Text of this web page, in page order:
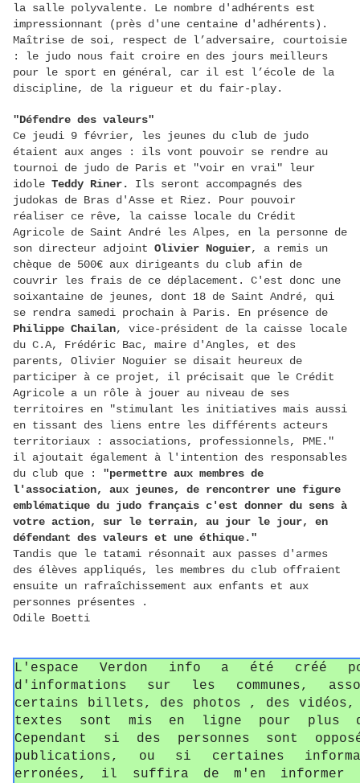
la salle polyvalente. Le nombre d'adhérents est
impressionnant (près d'une centaine d'adhérents).
Maîtrise de soi, respect de l’adversaire, courtoisie
: le judo nous fait croire en des jours meilleurs
pour le sport en général, car il est l’école de la
discipline, de la rigueur et du fair-play.
"Défendre des valeurs"
Ce jeudi 9 février, les jeunes du club de judo
étaient aux anges : ils vont pouvoir se rendre au
tournoi de judo de Paris et "voir en vrai" leur
idole Teddy Riner.
Ils seront accompagnés des
judokas de Bras d'Asse et Riez. Pour pouvoir
réaliser ce rêve, la caisse locale du Crédit
Agricole de Saint André les Alpes, en la personne de
son directeur adjoint Olivier Noguier, a remis un
chèque de 500€ aux dirigeants du club afin de
couvrir les frais de ce déplacement. C'est donc une
soixantaine de jeunes, dont 18 de Saint André, qui
se rendra samedi prochain à Paris. En présence de
Philippe Chailan, vice-président de la caisse locale
du C.A, Frédéric Bac, maire d'Angles, et des
parents, Olivier Noguier se disait heureux de
participer à ce projet, il précisait que le Crédit
Agricole a un rôle à jouer au niveau de ses
territoires en "stimulant les initiatives mais aussi
en tissant des liens entre les différents acteurs
territoriaux : associations, professionnels, PME."
il ajoutait également à l'intention des responsables
du club que : "permettre aux membres de
l'association, aux jeunes, de rencontrer une figure
emblématique du judo français c'est donner du sens à
votre action, sur le terrain, au jour le jour, en
défendant des valeurs et une éthique."
Tandis que le tatami résonnait aux passes d'armes
des élèves appliqués, les membres du club offraient
ensuite un rafraîchissement aux enfants et aux
personnes présentes .
Odile Boetti
L'espace Verdon info a été créé
d'informations sur les communes,
certains billets, des photos , des vidéos,
textes sont mis en ligne pour plus
Cependant si des personnes sont
publications, ou si certaines
erronées, il suffira de m'en